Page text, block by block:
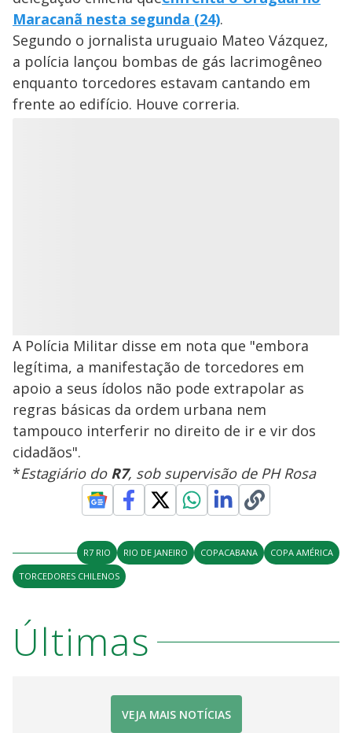
Maracanã nesta segunda (24).
Segundo o jornalista uruguaio Mateo Vázquez,
a polícia lançou bombas de gás lacrimogêneo
enquanto torcedores estavam cantando em
frente ao edifício. Houve correria.
A Polícia Militar disse em nota que "embora
legítima, a manifestação de torcedores em
apoio a seus ídolos não pode extrapolar as
regras básicas da ordem urbana nem
tampouco interferir no direito de ir e vir dos
cidadãos".
*Estagiário do R7, sob supervisão de PH Rosa
R7 RIO RIO DE JANEIRO COPACABANA
COPA AMÉRICA
TORCEDORES CHILENOS
Últimas
VEJA MAIS NOTÍCIAS